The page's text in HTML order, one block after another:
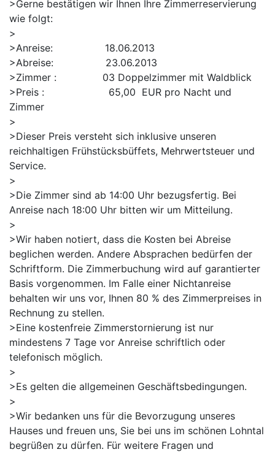
>Gerne bestätigen wir Ihnen Ihre Zimmerreservierung
wie folgt:
>
>Anreise: 18.06.2013
>Abreise: 23.06.2013
>Zimmer : 03 Doppelzimmer mit Waldblick
>Preis : 65,00 EUR pro Nacht und
Zimmer
>
>Dieser Preis versteht sich inklusive unseren
reichhaltigen Frühstücksbüffets, Mehrwertsteuer und
Service.
>
>Die Zimmer sind ab 14:00 Uhr bezugsfertig. Bei
Anreise nach 18:00 Uhr bitten wir um Mitteilung.
>
>Wir haben notiert, dass die Kosten bei Abreise
beglichen werden. Andere Absprachen bedürfen der
Schriftform. Die Zimmerbuchung wird auf garantierter
Basis vorgenommen. Im Falle einer Nichtanreise
behalten wir uns vor, Ihnen 80 % des Zimmerpreises in
Rechnung zu stellen.
>Eine kostenfreie Zimmerstornierung ist nur
mindestens 7 Tage vor Anreise schriftlich oder
telefonisch möglich.
>
>Es gelten die allgemeinen Geschäftsbedingungen.
>
>Wir bedanken uns für die Bevorzugung unseres
Hauses und freuen uns, Sie bei uns im schönen Lohntal
begrüßen zu dürfen. Für weitere Fragen und